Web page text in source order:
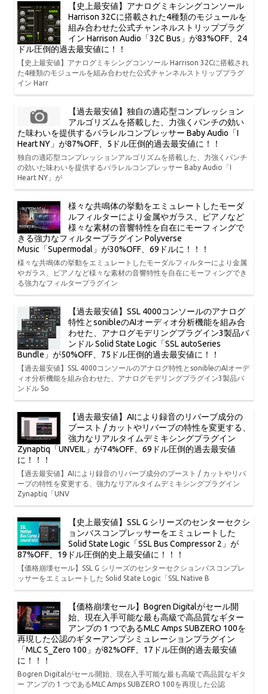
【史上最安値】アナログミキシングコンソール
Harrison 32Cに搭載された4種類のモジュールを
組み合わせた公式チャンネルストリッププラグ
イン Harrison Audio「32C Bus」が83%OFF、24
ドル圧倒的過去最安値に！！
【史上最安値】アナログミキシングコンソール Harrison 32Cに搭載され
た4種類のモジュールを組み合わせた公式チャンネルストリッププラグ
イン Harr
【過去最安値】独自の適応型コンプレッション
アルゴリズムを搭載した、力強くパンチの効い
た味わいを提供するパラレルコンプレッサー Baby Audio「I
Heart NY」が87%OFF、5ドル圧倒的過去最安値に！！
独自の適応型コンプレッションアルゴリズムを搭載した、力強くパンチ
の効いた味わいを提供するパラレルコンプレッサー Baby Audio「I
Heart NY」が
様々な共鳴体の挙動をエミュレートしたモーダ
ルフィルターにより金属やガラス、ピアノなど
様々な素材の音響特性を自在にモーフィングで
きる強力なフィルタープラグイン Polyverse
Music「Supermodal」が30%OFF、69ドルに！！！
様々な共鳴体の挙動をエミュレートしたモーダルフィルターにより金属
やガラス、ピアノなど様々な素材の音響特性を自在にモーフィングでき
る強力なフィルタープラグイン
【過去最安値】SSL 4000コンソールのアナログ
特性とsonibleのAIオーディオ分析機能を組み合
わせた、アナログモデリングプラグイン3製品バ
ンドル Solid State Logic「SSL autoSeries
Bundle」が50%OFF、75ドル圧倒的過去最安値に！！
【過去最安値】SSL 4000コンソールのアナログ特性とsonibleのAIオーデ
ィオ分析機能を組み合わせた、アナログモデリングプラグイン3製品バ
ンドル So
【過去最安値】AIにより録音のリバーブ成分の
ブースト / カットやリバーブの特性を変更する、
強力なリアルタイムデミキシングプラグイン
Zynaptiq「UNVEIL」が74%OFF、69ドル圧倒的過去最安値
に！！！
【過去最安値】AIにより録音のリバーブ成分のブースト / カットやリバ
ーブの特性を変更する、強力なリアルタイムデミキシングプラグイン
Zynaptiq「UNV
【史上最安値】SSL G シリーズのセンターセクシ
ョンバスコンプレッサーをエミュレートした
Solid State Logic「SSL Bus Compressor 2」が
87%OFF、19ドル圧倒的史上最安値に！！！
【価格崩壊セール】SSL G シリーズのセンターセクションバスコンプレ
ッサーをエミュレートした Solid State Logic「SSL Native B
【価格崩壊セール】Bogren Digitalがセール開
始、現在入手可能な最も高級で高品質なギター
アンプの 1 つであるMLC Amps SUBZERO 100を
再現した公認のギターアンプシミュレーションプラグイン
「MLC S_Zero 100」が82%OFF、17ドル圧倒的過去最安値
に！！！
Bogren Digitalがセール開始、現在入手可能な最も高級で高品質なギタ
ー アンプの 1 つであるMLC Amps SUBZERO 100を再現した公認